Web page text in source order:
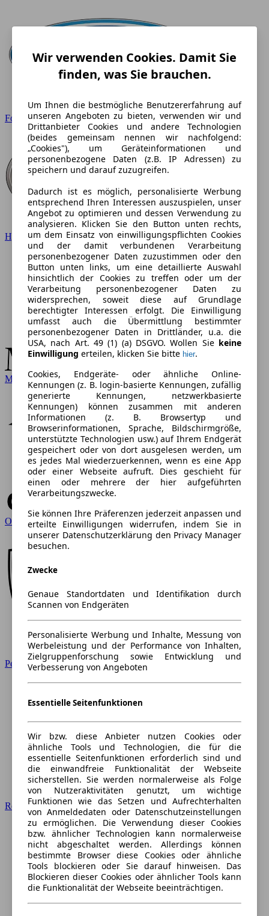
Ford
Hyundai
Mercedes-Benz
Opel
Peugeot
Renault
Wir verwenden Cookies. Damit Sie
finden, was Sie brauchen.
Um Ihnen die bestmögliche Benutzererfahrung auf
unseren Angeboten zu bieten, verwenden wir und
Drittanbieter Cookies und andere Technologien
(beides gemeinsam nennen wir nachfolgend:
„Cookies"), um Geräteinformationen und
personenbezogene Daten (z.B. IP Adressen) zu
speichern und darauf zuzugreifen.
Dadurch ist es möglich, personalisierte Werbung
entsprechend Ihren Interessen auszuspielen, unser
Angebot zu optimieren und dessen Verwendung zu
analysieren. Klicken Sie den Button unten rechts,
um dem Einsatz von einwilligungspflichten Cookies
und der damit verbundenen Verarbeitung
personenbezogener Daten zuzustimmen oder den
Button unten links, um eine detaillierte Auswahl
hinsichtlich der Cookies zu treffen oder um der
Verarbeitung personenbezogener Daten zu
widersprechen, soweit diese auf Grundlage
berechtigter Interessen erfolgt. Die Einwilligung
umfasst auch die Übermittlung bestimmter
personenbezogener Daten in Drittländer, u.a. die
USA, nach Art. 49 (1) (a) DSGVO. Wollen Sie keine
Einwilligung erteilen, klicken Sie bitte hier.
Cookies, Endgeräte- oder ähnliche Online-
Kennungen (z. B. login-basierte Kennungen, zufällig
generierte Kennungen, netzwerkbasierte
Kennungen) können zusammen mit anderen
Informationen (z. B. Browsertyp und
Browserinformationen, Sprache, Bildschirmgröße,
unterstützte Technologien usw.) auf Ihrem Endgerät
gespeichert oder von dort ausgelesen werden, um
es jedes Mal wiederzuerkennen, wenn es eine App
oder einer Webseite aufruft. Dies geschieht für
einen oder mehrere der hier aufgeführten
Verarbeitungszwecke.
Sie können Ihre Präferenzen jederzeit anpassen und
erteilte Einwilligungen widerrufen, indem Sie in
unserer Datenschutzerklärung den Privacy Manager
besuchen.
Zwecke
Genaue Standortdaten und Identifikation durch
Scannen von Endgeräten
Personalisierte Werbung und Inhalte, Messung von
Werbeleistung und der Performance von Inhalten,
Zielgruppenforschung sowie Entwicklung und
Verbesserung von Angeboten
Essentielle Seitenfunktionen
Wir bzw. diese Anbieter nutzen Cookies oder
ähnliche Tools und Technologien, die für die
essentielle Seitenfunktionen erforderlich sind und
die einwandfreie Funktionalität der Webseite
sicherstellen. Sie werden normalerweise als Folge
von Nutzeraktivitäten genutzt, um wichtige
Funktionen wie das Setzen und Aufrechterhalten
von Anmeldedaten oder Datenschutzeinstellungen
zu ermöglichen. Die Verwendung dieser Cookies
bzw. ähnlicher Technologien kann normalerweise
nicht abgeschaltet werden. Allerdings können
bestimmte Browser diese Cookies oder ähnliche
Tools blockieren oder Sie darauf hinweisen. Das
Blockieren dieser Cookies oder ähnlicher Tools kann
die Funktionalität der Webseite beeinträchtigen.